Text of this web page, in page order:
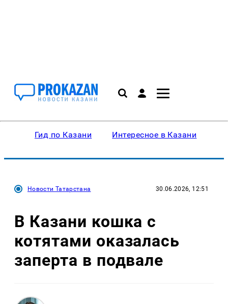
Гид по Казани Интересное в Казани
Новости Татарстана 30.06.2026, 12:51
В Казани кошка с
котятами оказалась
заперта в подвале